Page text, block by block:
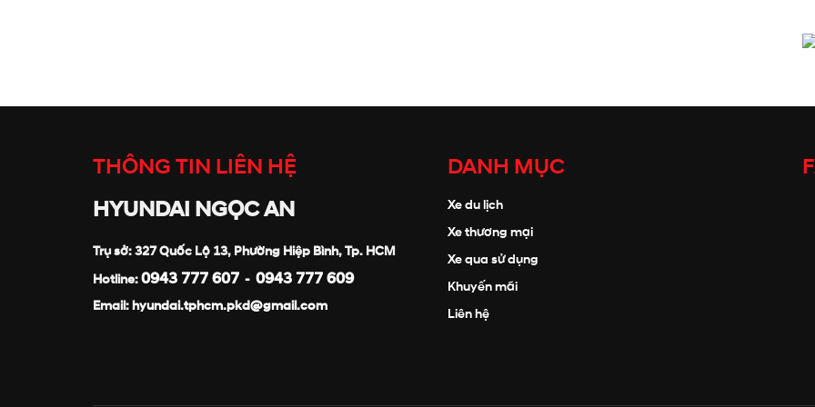
THÔNG TIN LIÊN HỆ
HYUNDAI NGỌC AN
Trụ sở: 327 Quốc Lộ 13, Phường Hiệp Bình, Tp. HCM
Hotline:0943 777 607 - 0943 777 609
Email: hyundai.tphcm.pkd@gmail.com
DANH MỤC
Xe du lịch
Xe thương mại
Xe qua sử dụng
Khuyến mãi
Liên hệ